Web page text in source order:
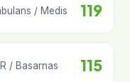
/ Medis 119
/ Basarnas 115